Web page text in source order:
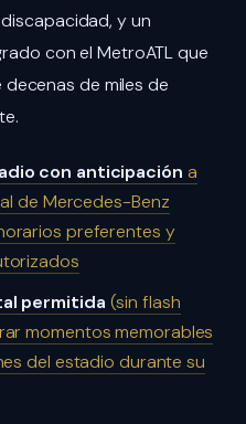
y un
con el MetroATL que
de miles de
con anticipación a
de Mercedes-Benz
preferentes y
permitida (sin flash
momentos memorables
del estadio durante su